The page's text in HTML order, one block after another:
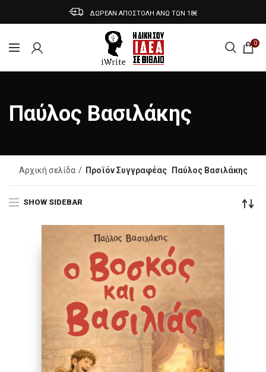
ΔΩΡΕΑΝ ΑΠΟΣΤΟΛΗ ΑΝΩ ΤΩΝ 18€
0
Παύλος Βασιλάκης
Αρχική σελίδα Προϊόν Συγγραφέας Παύλος Βασιλάκης
SHOW SIDEBAR